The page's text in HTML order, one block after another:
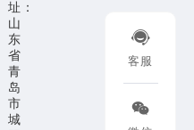

客服

址：
山
东
省
青
岛
市
城